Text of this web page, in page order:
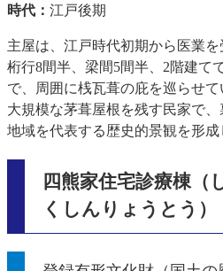
時代： 江戸後期
主屋は、江戸時代初期から医業を
桁行8間半、梁間5間半、2階建て
で、周囲に桟瓦葺の庇を巡らせ
大規模な茅葺屋根を残す民家で、
地域を代表する歴史的景観を形成
四熊家住宅診療棟（
くしんりょうとう）